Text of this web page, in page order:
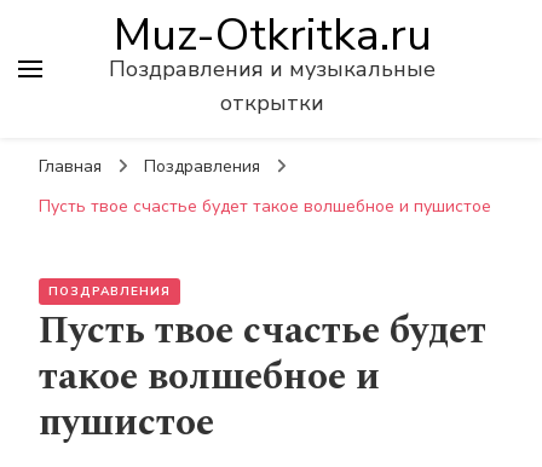
Muz-Otkritka.ru
Поздравления и музыкальные
открытки
Главная
Поздравления
Пусть твое счастье будет такое волшебное и пушистое
ПОЗДРАВЛЕНИЯ
Пусть твое счастье будет
такое волшебное и
пушистое